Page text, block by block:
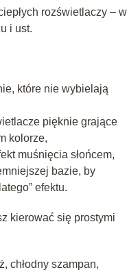
rozświetlaczy – w
i ust.
które nie wybielają
pięknie grające
kolorze,
muśnięcia słońcem,
bazie, by
efektu.
kierować się prostymi
chłodny szampan,